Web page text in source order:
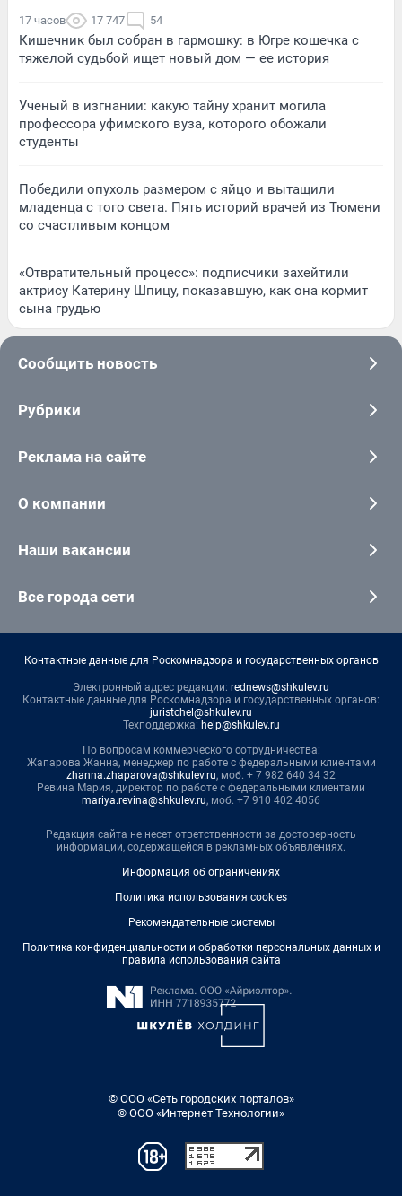
17 часов 17 747 54
Кишечник был собран в гармошку: в Югре кошечка с
тяжелой судьбой ищет новый дом — ее история
Ученый в изгнании: какую тайну хранит могила
профессора уфимского вуза, которого обожали
студенты
Победили опухоль размером с яйцо и вытащили
младенца с того света. Пять историй врачей из Тюмени
со счастливым концом
«Отвратительный процесс»: подписчики захейтили
актрису Катерину Шпицу, показавшую, как она кормит
сына грудью
Сообщить новость
Рубрики
Реклама на сайте
О компании
Наши вакансии
Все города сети
Контактные данные для Роскомнадзора и государственных органов
Электронный адрес редакции: rednews@shkulev.ru
Контактные данные для Роскомнадзора и государственных органов:
juristchel@shkulev.ru
Техподдержка: help@shkulev.ru
По вопросам коммерческого сотрудничества:
Жапарова Жанна, менеджер по работе с федеральными клиентами
zhanna.zhaparova@shkulev.ru, моб. + 7 982 640 34 32
Ревина Мария, директор по работе с федеральными клиентами
mariya.revina@shkulev.ru, моб. +7 910 402 4056
Редакция сайта не несет ответственности за достоверность
информации, содержащейся в рекламных объявлениях.
Информация об ограничениях
Политика использования cookies
Рекомендательные системы
Политика конфиденциальности и обработки персональных данных и
правила использования сайта
© ООО «Сеть городских порталов»
© ООО «Интернет Технологии»